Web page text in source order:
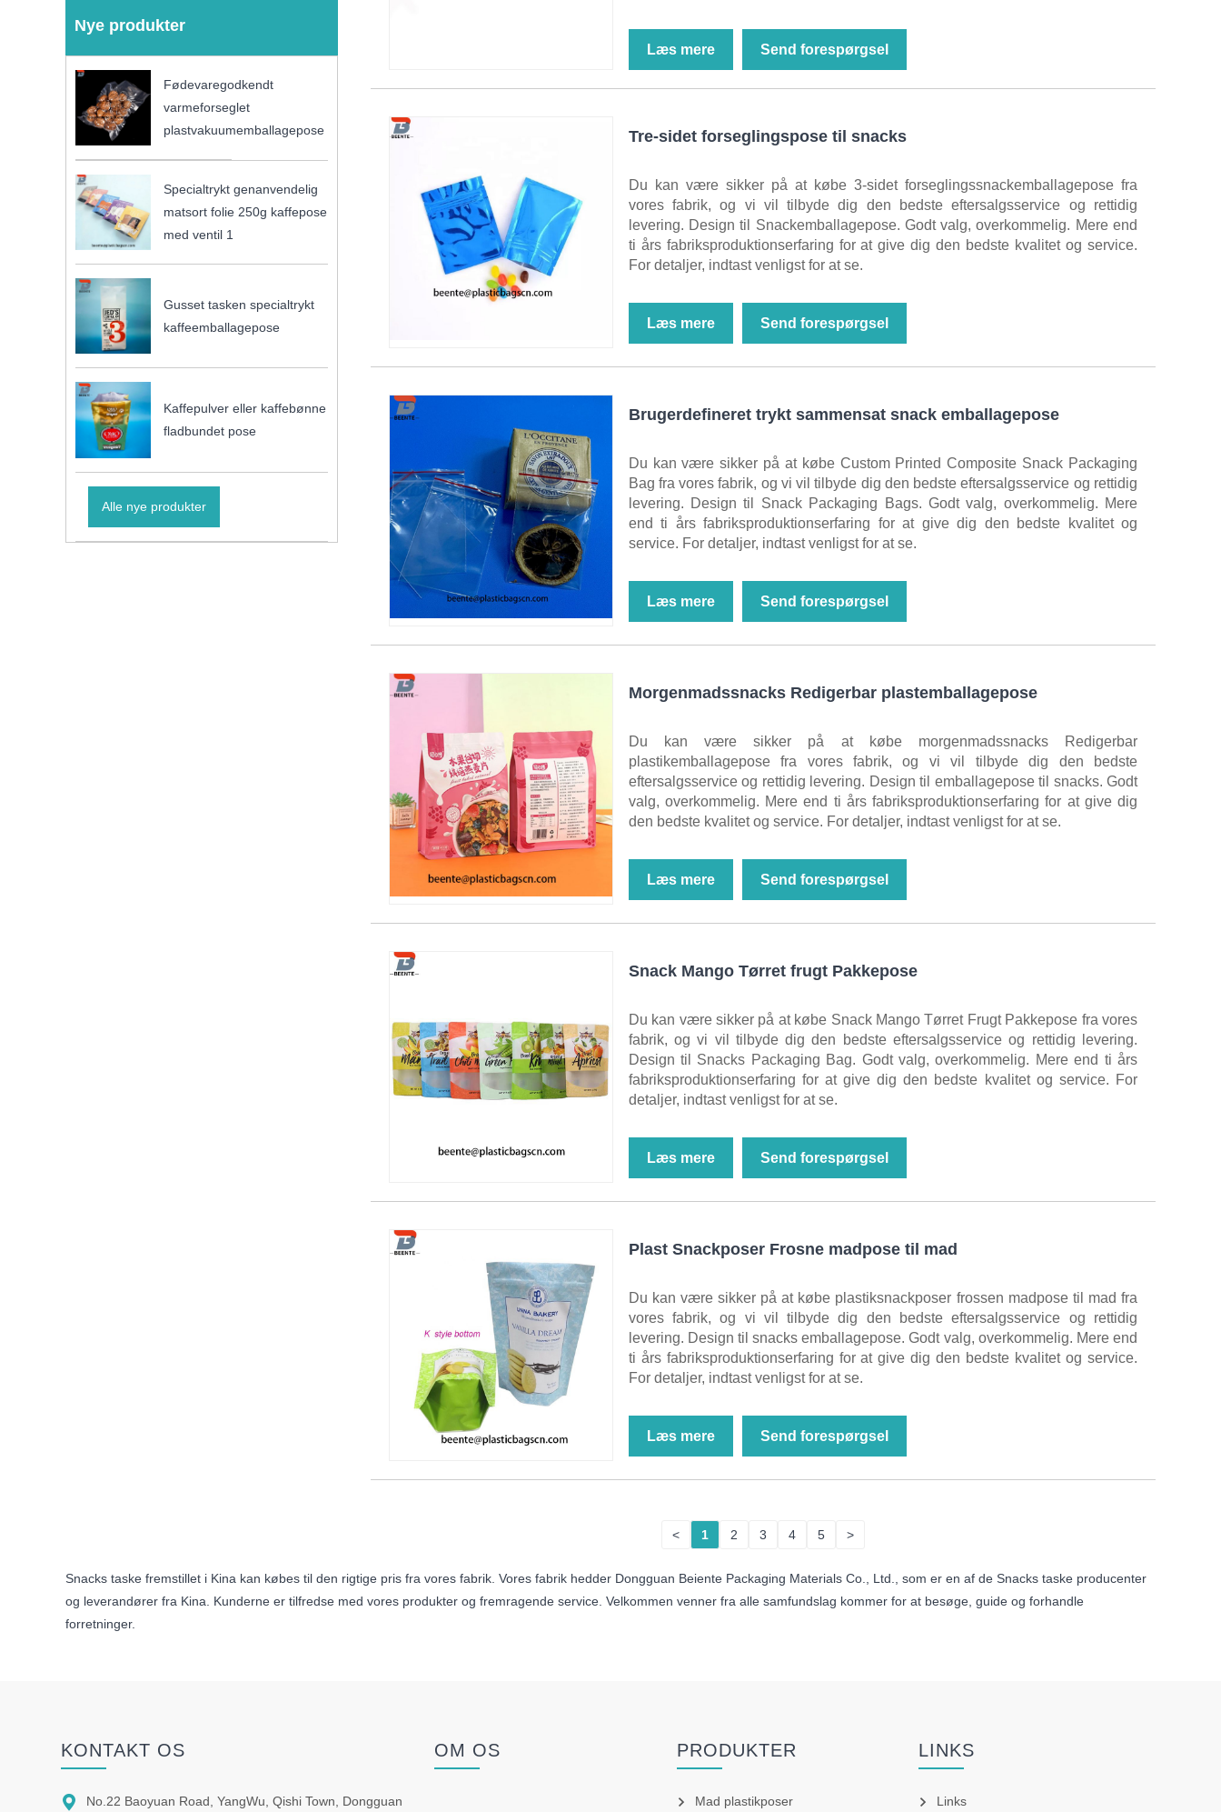
Nye produkter
Fødevaregodkendt
varmeforseglet
plastvakuumemballagepose
Specialtrykt genanvendelig
matsort folie 250g kaffepose
med ventil 1
Gusset tasken specialtrykt
kaffeemballagepose
Kaffepulver eller kaffebønne
fladbundet pose
Alle nye produkter
Læs mere Send forespørgsel
Tre-sidet forseglingspose til snacks
Du kan være sikker på at købe 3-sidet forseglingssnackemballagepose fra
vores fabrik, og vi vil tilbyde dig den bedste eftersalgsservice og rettidig
levering. Design til Snackemballagepose. Godt valg, overkommelig. Mere end
ti års fabriksproduktionserfaring for at give dig den bedste kvalitet og service.
For detaljer, indtast venligst for at se.
Læs mere Send forespørgsel
Brugerdefineret trykt sammensat snack emballagepose
Du kan være sikker på at købe Custom Printed Composite Snack Packaging
Bag fra vores fabrik, og vi vil tilbyde dig den bedste eftersalgsservice og rettidig
levering. Design til Snack Packaging Bags. Godt valg, overkommelig. Mere
end ti års fabriksproduktionserfaring for at give dig den bedste kvalitet og
service. For detaljer, indtast venligst for at se.
Læs mere Send forespørgsel
Morgenmadssnacks Redigerbar plastemballagepose
Du kan være sikker på at købe morgenmadssnacks Redigerbar
plastikemballagepose fra vores fabrik, og vi vil tilbyde dig den bedste
eftersalgsservice og rettidig levering. Design til emballagepose til snacks. Godt
valg, overkommelig. Mere end ti års fabriksproduktionserfaring for at give dig
den bedste kvalitet og service. For detaljer, indtast venligst for at se.
Læs mere Send forespørgsel
Snack Mango Tørret frugt Pakkepose
Du kan være sikker på at købe Snack Mango Tørret Frugt Pakkepose fra vores
fabrik, og vi vil tilbyde dig den bedste eftersalgsservice og rettidig levering.
Design til Snacks Packaging Bag. Godt valg, overkommelig. Mere end ti års
fabriksproduktionserfaring for at give dig den bedste kvalitet og service. For
detaljer, indtast venligst for at se.
Læs mere Send forespørgsel
Plast Snackposer Frosne madpose til mad
Du kan være sikker på at købe plastiksnackposer frossen madpose til mad fra
vores fabrik, og vi vil tilbyde dig den bedste eftersalgsservice og rettidig
levering. Design til snacks emballagepose. Godt valg, overkommelig. Mere end
ti års fabriksproduktionserfaring for at give dig den bedste kvalitet og service.
For detaljer, indtast venligst for at se.
Læs mere Send forespørgsel
< 1 2 3 4 5 >
Snacks taske fremstillet i Kina kan købes til den rigtige pris fra vores fabrik. Vores fabrik hedder Dongguan Beiente Packaging Materials Co., Ltd., som er en af ​​de Snacks taske producenter
og leverandører fra Kina. Kunderne er tilfredse med vores produkter og fremragende service. Velkommen venner fra alle samfundslag kommer for at besøge, guide og forhandle
forretninger.
KONTAKT OS

No.22 Baoyuan Road, YangWu, Qishi Town, Dongguan
OM OS PRODUKTER
Mad plastikposer
LINKS
Links